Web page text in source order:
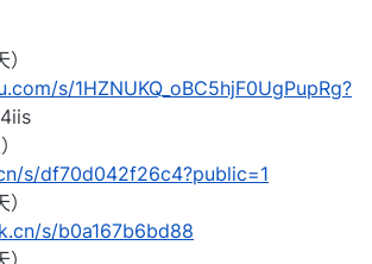
s/1HZNUKQ_oBC5hjF0UgPupRg?
s/df70d042f26c4?public=1
s/b0a167b6bd88